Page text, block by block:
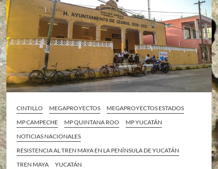
CINTILLO MEGAPROYECTOS
MEGAPROYECTOS ESTADOS
MP CAMPECHE
MP QUINTANA ROO
MP YUCATÁN
NOTICIAS NACIONALES
RESISTENCIA AL TREN MAYA EN LA PENÍNSULA DE YUCATÁN
TREN MAYA
YUCATÁN